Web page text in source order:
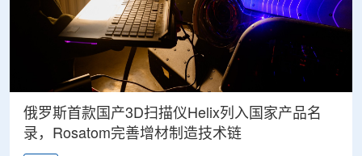
俄罗斯首款国产3D扫描仪Helix列入国家产品名
录，Rosatom完善增材制造技术链